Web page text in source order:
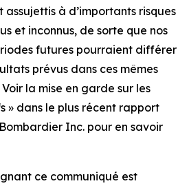
assujettis à d’importants risques
et inconnus, de sorte que nos
futures pourraient différer
prévus dans ces mêmes
la mise en garde sur les
» dans le plus récent rapport
Inc. pour en savoir
ce communiqué est